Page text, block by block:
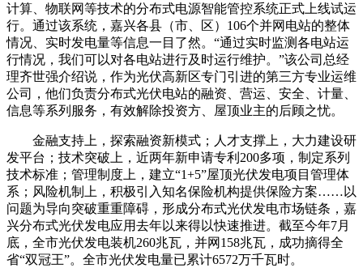
计算、物联网等技术的分布式电源智能管控系统正式上线试运
行。通过该系统，嘉兴各县（市、区）106个并网电站的整体
情况、实时发电量等信息一目了然。“通过实时监测各电站运
行情况，我们可以对各电站进行及时运行维护。”该公司总经
理齐世强介绍说，作为光伏高新区专门引进的第三方专业运维
公司，他们负责分布式光伏电站的融资、营运、安全、计量、
信息等系列服务，有效解除投资方、屋顶业主的后顾之忧。
金融支持上，探索融资新模式；人才支撑上，大力建设研
发平台；技术突破上，近两年新申请专利200多项，制定系列
技术标准；管理制度上，建立“1+5”屋顶光伏发电项目管理体
系；风险机制上，积极引入知名保险机构提供保险方案……以
问题为导向突破重重障碍，形成分布式光伏发电市场链条，嘉
兴分布式光伏发电应用去年以来得以快速推进。截至今年7月
底，全市光伏发电装机260兆瓦，并网158兆瓦，成功摘得全
省“双冠王”。全市光伏发电量已累计6572万千瓦时。